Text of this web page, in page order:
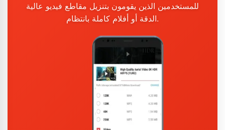
للمستخدمين الذين يقومون بتنزيل مقاطع فيديو عالية
الدقة أو أفلام كاملة بانتظام.